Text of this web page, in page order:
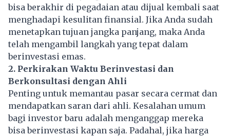
bisa berakhir di pegadaian atau dijual kembali saat
menghadapi kesulitan finansial. Jika Anda sudah
menetapkan tujuan jangka panjang, maka Anda
telah mengambil langkah yang tepat dalam
berinvestasi emas.
2. Perkirakan Waktu Berinvestasi dan
Berkonsultasi dengan Ahli
Penting untuk memantau pasar secara cermat dan
mendapatkan saran dari ahli. Kesalahan umum
bagi investor baru adalah menganggap mereka
bisa berinvestasi kapan saja. Padahal, jika harga